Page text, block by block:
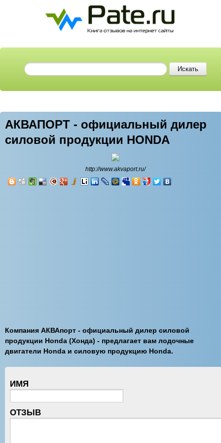
АКВАПОРТ - официальный дилер
силовой продукции HONDA
http://www.akvaport.ru/
Компания АКВАпорт - официальный дилер силовой
продукции Honda (Хонда) - предлагает вам лодочные
двигатели Honda и силовую продукцию Honda.
ИМЯ
ОТЗЫВ